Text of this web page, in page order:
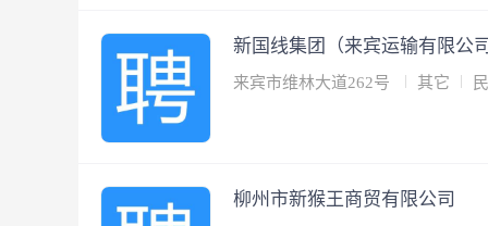
新国线集团（来宾运输有限公
来宾市维林大道262号 其它
柳州市新猴王商贸有限公司